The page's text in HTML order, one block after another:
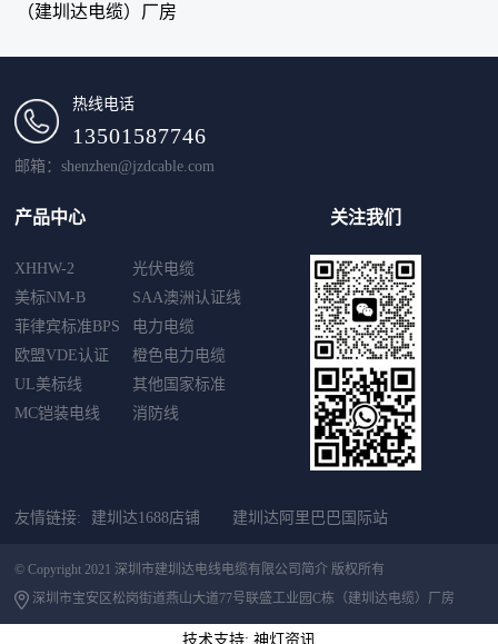
（建圳达电缆）厂房
热线电话
13501587746
邮箱：shenzhen@jzdcable.com
产品中心
XHHW-2
美标NM-B
菲律宾标准BPS
欧盟VDE认证
UL美标线
MC铠装电线
光伏电缆
SAA澳洲认证线
电力电缆
橙色电力电缆
其他国家标准
消防线
关注我们
友情链接: 建圳达1688店铺 建圳达阿里巴巴国际站
© Copyright 2021 深圳市建圳达电线电缆有限公司简介 版权所有
深圳市宝安区松岗街道燕山大道77号联盛工业园C栋（建圳达电缆）厂房
技术支持: 神灯资讯